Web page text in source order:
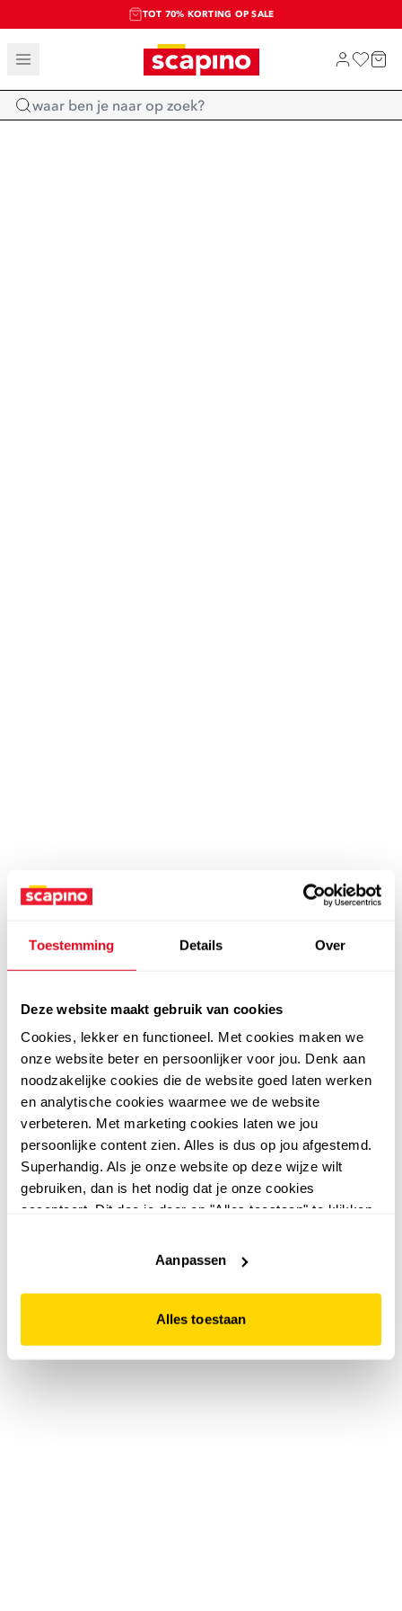
Toestemming Details Over
Deze website maakt gebruik van cookies
Cookies, lekker en functioneel. Met cookies maken we
onze website beter en persoonlijker voor jou. Denk aan
noodzakelijke cookies die de website goed laten werken
en analytische cookies waarmee we de website
verbeteren. Met marketing cookies laten we jou
persoonlijke content zien. Alles is dus op jou afgestemd.
Superhandig. Als je onze website op deze wijze wilt
gebruiken, dan is het nodig dat je onze cookies
accepteert. Dit doe je door op "Alles toestaan" te klikken.
website niet optimaal functioneert.
Aanpassen
Alles toestaan
TOT 70% KORTING OP SALE
SALE: LAATSTE KANS!
SHOP NIEUW
Home